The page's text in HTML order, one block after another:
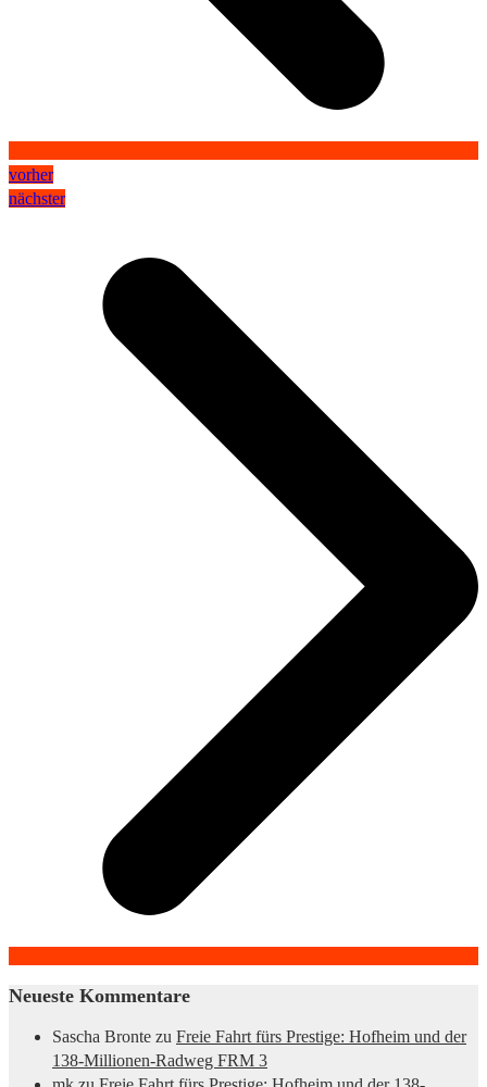
vorher
nächster
Neueste Kommentare
Sascha Bronte zu Freie Fahrt fürs Prestige: Hofheim und der
138-Millionen-Radweg FRM 3